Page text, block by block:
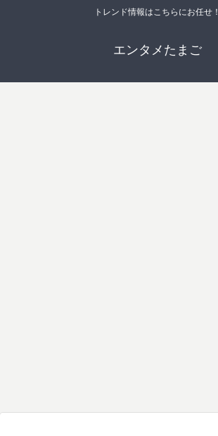
トレンド情報はこちらにお任せ！
エンタメたまご